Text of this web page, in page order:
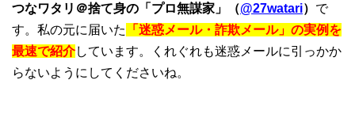
つなワタリ＠捨て身の「プロ無謀家」（@27watari） で
す。私の元に届いた
「迷惑メール・詐欺メール」の実例を
最速で紹介しています。くれぐれも迷惑メールに引っかか
らないようにしてくださいね。